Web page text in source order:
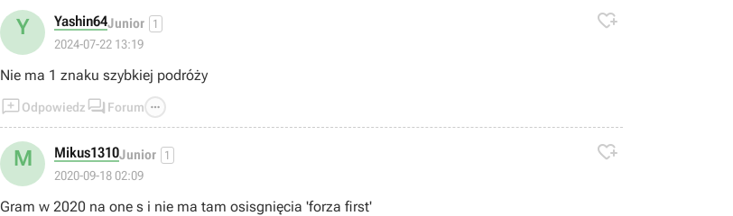
Y Yashin64Junior 1
2024-07-22 13:19

Nie ma 1 znaku szybkiej podróży
Odpowiedz  Forum 
M Mikus1310Junior 1
2020-09-18 02:09

Gram w 2020 na one s i nie ma tam osisgnięcia 'forza first'